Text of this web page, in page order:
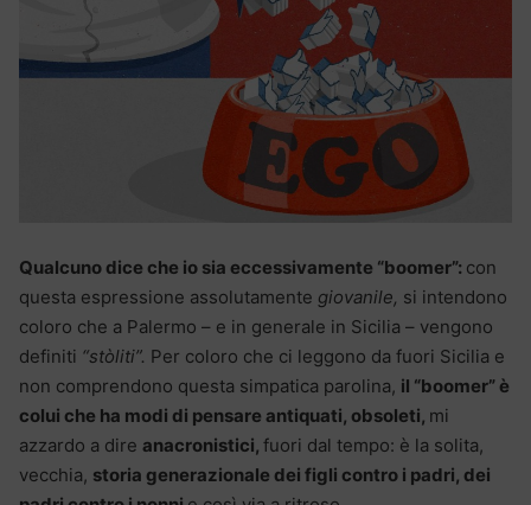
Qualcuno dice che io sia eccessivamente “boomer”: con
questa espressione assolutamente giovanile, si intendono
coloro che a Palermo – e in generale in Sicilia – vengono
definiti “stòliti”. Per coloro che ci leggono da fuori Sicilia e
non comprendono questa simpatica parolina, il “boomer” è
colui che ha modi di pensare antiquati, obsoleti, mi
azzardo a dire anacronistici, fuori dal tempo: è la solita,
vecchia, storia generazionale dei figli contro i padri, dei